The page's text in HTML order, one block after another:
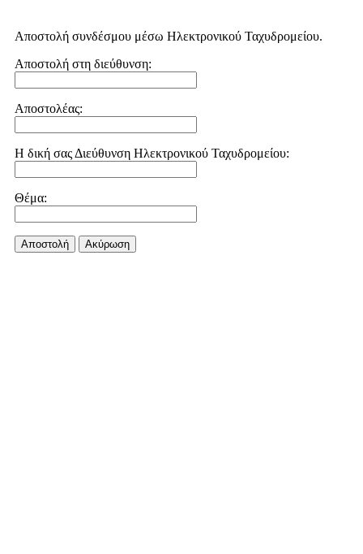
Αποστολή συνδέσμου μέσω Ηλεκτρονικού Ταχυδρομείου.
Αποστολή στη διεύθυνση:
Αποστολέας:
Η δική σας Διεύθυνση Ηλεκτρονικού Ταχυδρομείου:
Θέμα:
Αποστολή Aκύρωση